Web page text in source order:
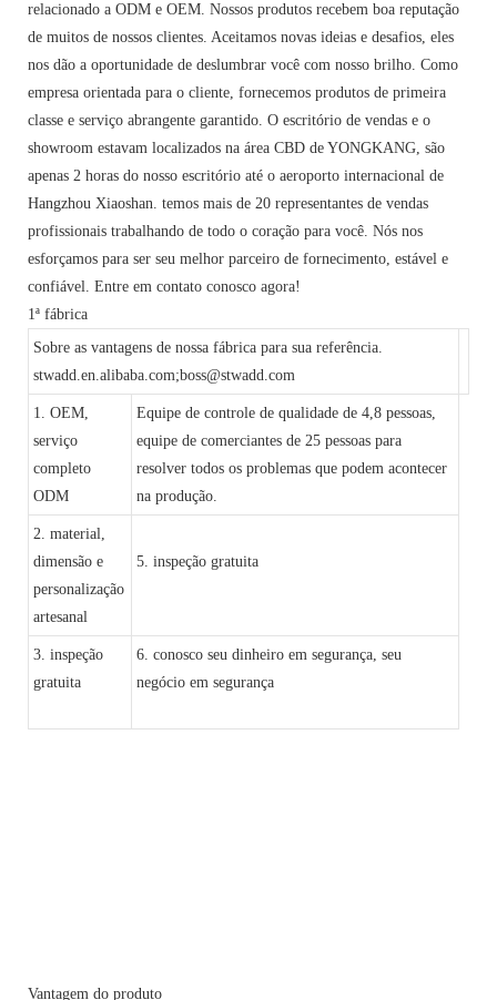
relacionado a ODM e OEM. Nossos produtos recebem boa reputação
de muitos de nossos clientes. Aceitamos novas ideias e desafios, eles
nos dão a oportunidade de deslumbrar você com nosso brilho. Como
empresa orientada para o cliente, fornecemos produtos de primeira
classe e serviço abrangente garantido. O escritório de vendas e o
showroom estavam localizados na área CBD de YONGKANG, são
apenas 2 horas do nosso escritório até o aeroporto internacional de
Hangzhou Xiaoshan. temos mais de 20 representantes de vendas
profissionais trabalhando de todo o coração para você. Nós nos
esforçamos para ser seu melhor parceiro de fornecimento, estável e
confiável. Entre em contato conosco agora!
1ª fábrica
Sobre as vantagens de nossa fábrica para sua referência.
stwadd.en.alibaba.com;boss@stwadd.com
1. OEM,
serviço
completo
ODM
Equipe de controle de qualidade de 4,8 pessoas,
equipe de comerciantes de 25 pessoas para
resolver todos os problemas que podem acontecer
na produção.
2. material,
dimensão e
personalização
artesanal
5. inspeção gratuita
3. inspeção
gratuita
6. conosco seu dinheiro em segurança, seu
negócio em segurança
Vantagem do produto